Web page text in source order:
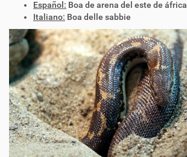
Español: Boa de arena del este de áfrica
Italiano: Boa delle sabbie